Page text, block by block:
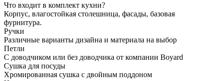
Что входит в комплект кухни?
Корпус, влагостойкая столешница, фасады, базовая
фурнитура.
Ручки
Различные варианты дизайна и материала на выбор
Петли
С доводчиком или без доводчика от компании Boyard
Сушка для посуды
Хромированная сушка с двойным поддоном